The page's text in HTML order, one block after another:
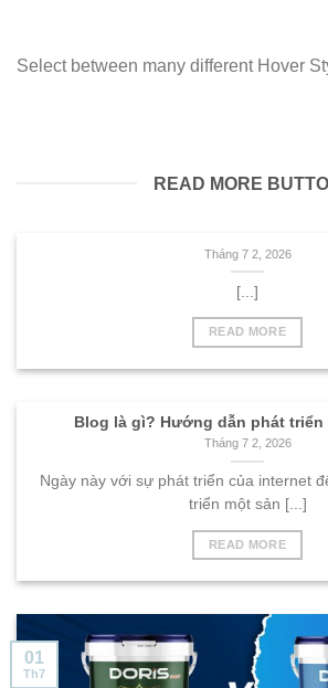
Select between many different Hover
READ MORE
Tháng 7 2, 2026
[...]
READ MORE
Blog là gì? Hướng dẫn phát triển
Tháng 7 2, 2026
Ngày này với sự phát triển của internet
triển một sản [...]
READ MORE
01
Th7